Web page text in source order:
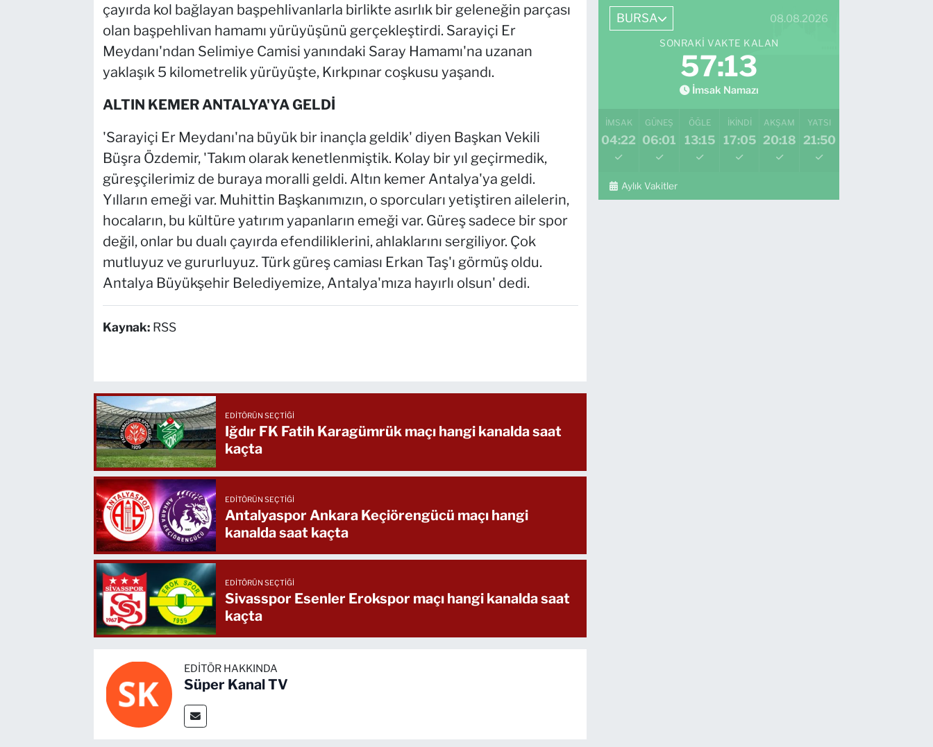
çayırda kol bağlayan başpehlivanlarla birlikte asırlık bir geleneğin parçası
olan başpehlivan hamamı yürüyüşünü gerçekleştirdi. Sarayiçi Er
Meydanı'ndan Selimiye Camisi yanındaki Saray Hamamı'na uzanan
yaklaşık 5 kilometrelik yürüyüşte, Kırkpınar coşkusu yaşandı.
ALTIN KEMER ANTALYA'YA GELDİ
'Sarayiçi Er Meydanı'na büyük bir inançla geldik' diyen Başkan Vekili
Büşra Özdemir, 'Takım olarak kenetlenmiştik. Kolay bir yıl geçirmedik,
güreşçilerimiz de buraya moralli geldi. Altın kemer Antalya'ya geldi.
Yılların emeği var. Muhittin Başkanımızın, o sporcuları yetiştiren ailelerin,
hocaların, bu kültüre yatırım yapanların emeği var. Güreş sadece bir spor
değil, onlar bu dualı çayırda efendiliklerini, ahlaklarını sergiliyor. Çok
mutluyuz ve gururluyuz. Türk güreş camiası Erkan Taş'ı görmüş oldu.
Antalya Büyükşehir Belediyemize, Antalya'mıza hayırlı olsun' dedi.
Kaynak: RSS
EDITÖRÜN SEÇTIĞI
Iğdır FK Fatih Karagümrük maçı hangi kanalda saat
kaçta
EDITÖRÜN SEÇTIĞI
Antalyaspor Ankara Keçiörengücü maçı hangi
kanalda saat kaçta
EDITÖRÜN SEÇTIĞI
Sivasspor Esenler Erokspor maçı hangi kanalda saat
kaçta
EDITÖR HAKKINDA
Süper Kanal TV
BURSA 08.08.2026
SONRAKI VAKTE KALAN
57:12
İmsak Namazı
İMSAK
04:22
GÜNEŞ
06:01
ÖĞLE
13:15
İKINDI
17:05
AKŞAM
20:18
YATSI
21:50
Aylık Vakitler